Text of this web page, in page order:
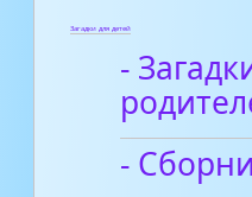
Загадки для детей
-
-